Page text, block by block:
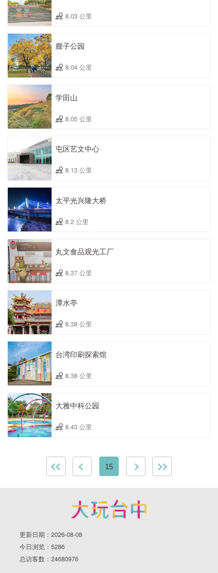
8.03 公里
廍子公园
8.04 公里
学田山
8.05 公里
屯区艺文中心
8.13 公里
太平光兴隆大桥
8.2 公里
丸文食品观光工厂
8.37 公里
潭水亭
8.38 公里
台湾印刷探索馆
8.38 公里
大雅中科公园
8.43 公里
15
更新日期：2026-08-08
今日浏览：5286
总访客数：24680976